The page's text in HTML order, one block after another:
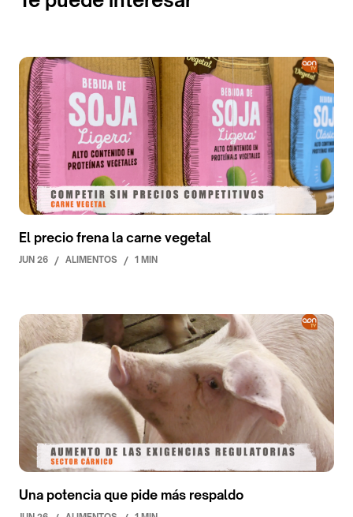
El precio frena la carne vegetal
JUN 26 / ALIMENTOS / 1 MIN
Una potencia que pide más respaldo